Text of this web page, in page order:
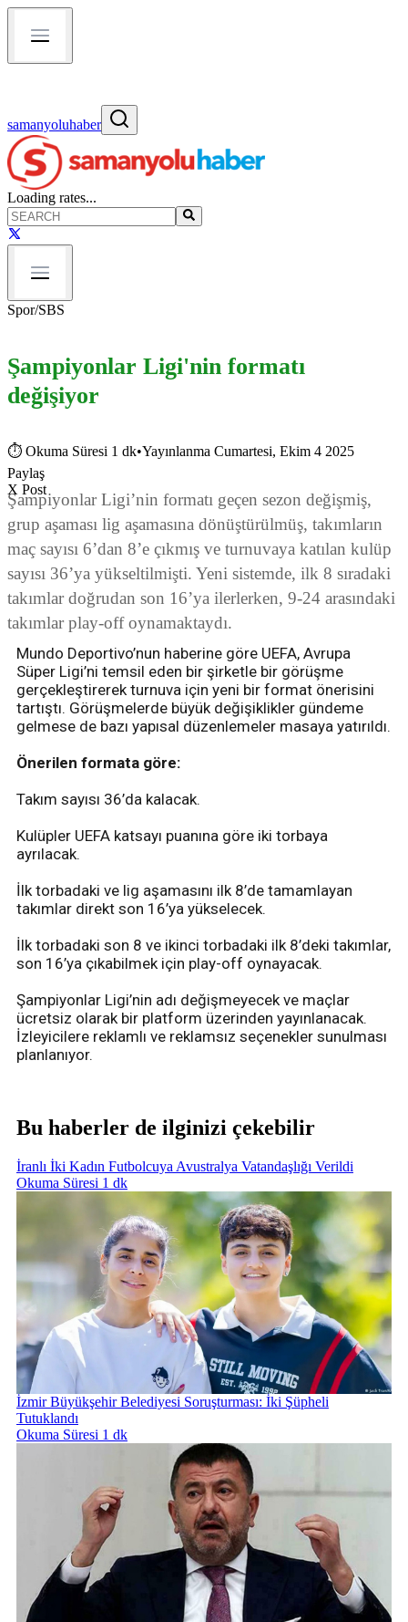
samanyoluhaber
Loading rates...
Spor/SBS
Şampiyonlar Ligi'nin formatı
değişiyor
⏱ Okuma Süresi 1 dk•Yayınlanma Cumartesi, Ekim 4 2025
Paylaş
X Post
Şampiyonlar Ligi’nin formatı geçen sezon değişmiş,
grup aşaması lig aşamasına dönüştürülmüş, takımların
maç sayısı 6’dan 8’e çıkmış ve turnuvaya katılan kulüp
sayısı 36’ya yükseltilmişti. Yeni sistemde, ilk 8 sıradaki
takımlar doğrudan son 16’ya ilerlerken, 9-24 arasındaki
takımlar play-off oynamaktaydı.
Mundo Deportivo’nun haberine göre UEFA, Avrupa
Süper Ligi’ni temsil eden bir şirketle bir görüşme
gerçekleştirerek turnuva için yeni bir format önerisini
tartıştı. Görüşmelerde büyük değişiklikler gündeme
gelmese de bazı yapısal düzenlemeler masaya yatırıldı.
Önerilen formata göre:
Takım sayısı 36’da kalacak.
Kulüpler UEFA katsayı puanına göre iki torbaya
ayrılacak.
İlk torbadaki ve lig aşamasını ilk 8’de tamamlayan
takımlar direkt son 16’ya yükselecek.
İlk torbadaki son 8 ve ikinci torbadaki ilk 8’deki takımlar,
son 16’ya çıkabilmek için play-off oynayacak.
Şampiyonlar Ligi’nin adı değişmeyecek ve maçlar
ücretsiz olarak bir platform üzerinden yayınlanacak.
İzleyicilere reklamlı ve reklamsız seçenekler sunulması
planlanıyor.
Bu haberler de ilginizi çekebilir
İranlı İki Kadın Futbolcuya Avustralya Vatandaşlığı Verildi
Okuma Süresi 1 dk
İzmir Büyükşehir Belediyesi Soruşturması: İki Şüpheli
Tutuklandı
Okuma Süresi 1 dk